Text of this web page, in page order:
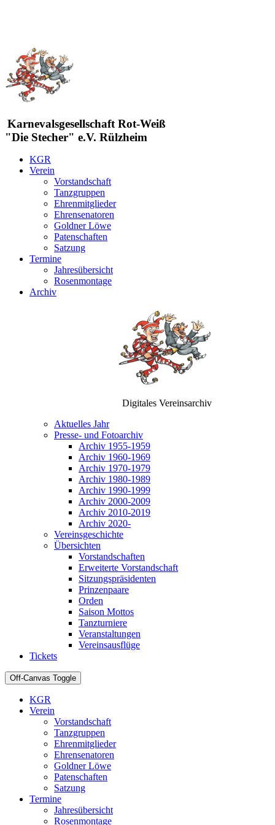
Karnevalsgesellschaft Rot-Weiß
"Die Stecher" e.V. Rülzheim
KGR
Verein
Vorstandschaft
Tanzgruppen
Ehrenmitglieder
Ehrensenatoren
Goldner Löwe
Patenschaften
Satzung
Termine
Jahresübersicht
Rosenmontage
Archiv
Digitales Vereinsarchiv
Aktuelles Jahr
Presse- und Fotoarchiv
Archiv 1955-1959
Archiv 1960-1969
Archiv 1970-1979
Archiv 1980-1989
Archiv 1990-1999
Archiv 2000-2009
Archiv 2010-2019
Archiv 2020-
Vereinsgeschichte
Übersichten
Vorstandschaften
Erweiterte Vorstandschaft
Sitzungspräsidenten
Prinzenpaare
Orden
Saison Mottos
Tanzturniere
Veranstaltungen
Vereinsausflüge
Tickets
Off-Canvas Toggle
KGR
Verein
Vorstandschaft
Tanzgruppen
Ehrenmitglieder
Ehrensenatoren
Goldner Löwe
Patenschaften
Satzung
Termine
Jahresübersicht
Rosenmontage